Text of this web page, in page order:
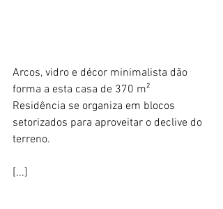
Arcos, vidro e décor minimalista dão
forma a esta casa de 370 m²
Residência se organiza em blocos
setorizados para aproveitar o declive do
terreno.
[...]